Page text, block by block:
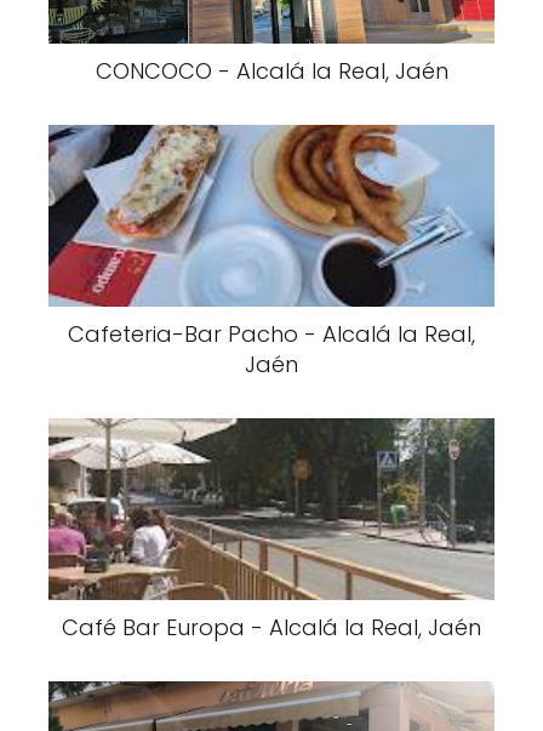
CONCOCO - Alcalá la Real, Jaén
Cafeteria-Bar Pacho - Alcalá la Real,
Jaén
Café Bar Europa - Alcalá la Real, Jaén